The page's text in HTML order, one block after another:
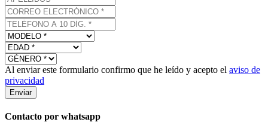
Al enviar este formulario confirmo que he leído y acepto el aviso de
privacidad
Enviar
Contacto por whatsapp